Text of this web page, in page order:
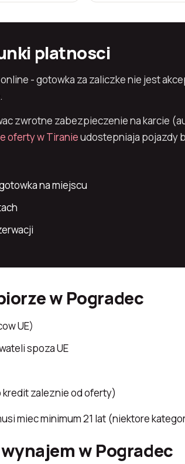
platnosci
- gotowka za zaliczke nie jest
zwrotne zabezpieczenie na karcie
oferty w Tiranieudostepniaja pojazdy
na miejscu
w Pogradec
UE)
spoza UE
zaleznie od oferty)
miec minimum 21 lat (niektore
w Pogradec